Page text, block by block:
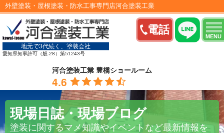
電話
MENU
外壁塗装・屋根塗装・防水工事専門店河合塗装工業
地元で3代続く、塗装会社
愛知県知事許可（般-28）第51243号
河合塗装工業 豊橋ショールーム
4.6
現場日誌・現場ブログ
塗装に関するマメ知識やイベントなど最新情報を